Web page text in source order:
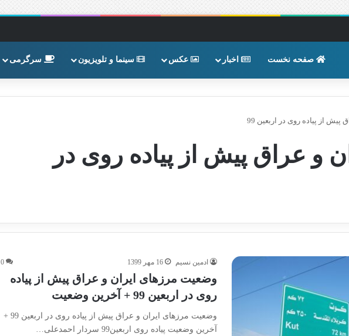
صفحه نخست اخبار عکس سینما و تلویزیون سرگرمی
از پیاده روی در اربعین 99
و عراق پیش از پیاده روی در
ادمین نسیم 16 مهر 1399 0
وضعیت مرزهای ایران و عراق پیش از پیاده
روی در اربعین 99 + آخرین وضعیت
وضعیت مرزهای ایران و عراق پیش از پیاده روی در اربعین 99 +
آخرین وضعیت پیاده روی اربعین99 سردار احمدعلی…